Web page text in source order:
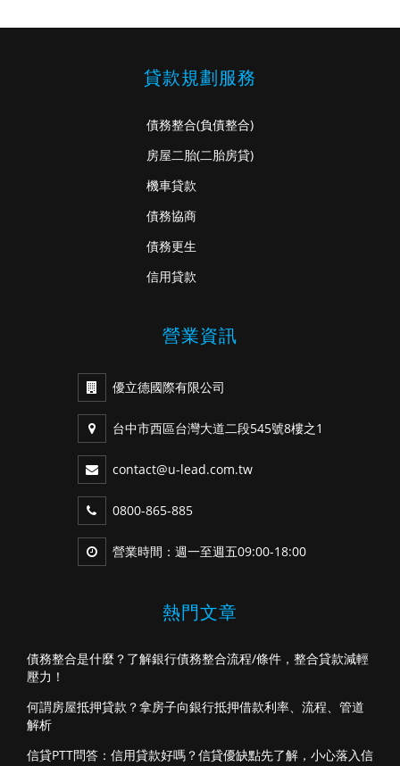
貸款規劃服務
債務整合(負債整合)
房屋二胎(二胎房貸)
機車貸款
債務協商
債務更生
信用貸款
營業資訊
優立德國際有限公司
台中市西區台灣大道二段545號8樓之1
contact@u-lead.com.tw
0800-865-885
營業時間：週一至週五09:00-18:00
熱門文章
債務整合是什麼？了解銀行債務整合流程/條件，整合貸款減輕
壓力！
何謂房屋抵押貸款？拿房子向銀行抵押借款利率、流程、管道
解析
信貸PTT問答：信用貸款好嗎？信貸優缺點先了解，小心落入信